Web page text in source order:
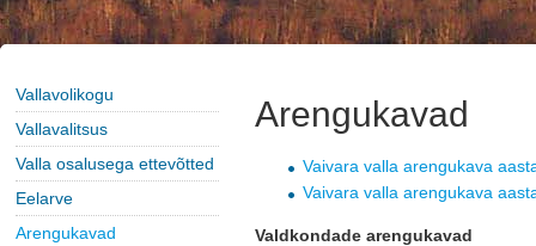
Vallavolikogu
Vallavalitsus
Valla osalusega ettevõtted
Eelarve
Arengukavad
Arengukavad
Vaivara valla arengukava
Vaivara valla arengukava
Valdkondade arengukavad